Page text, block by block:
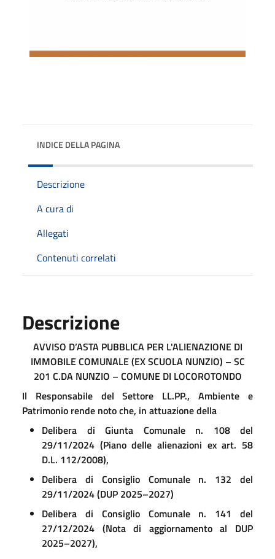
INDICE DELLA PAGINA
Descrizione
A cura di
Allegati
Contenuti correlati
Descrizione
AVVISO D’ASTA PUBBLICA PER L'ALIENAZIONE DI
IMMOBILE COMUNALE (EX SCUOLA NUNZIO) – SC
201 C.DA NUNZIO – COMUNE DI LOCOROTONDO
Il Responsabile del Settore LL.PP., Ambiente e
Patrimonio rende noto che, in attuazione della
Delibera di Giunta Comunale n. 108 del
29/11/2024 (Piano delle alienazioni ex art. 58
D.L. 112/2008),
Delibera di Consiglio Comunale n. 132 del
29/11/2024 (DUP 2025–2027)
Delibera di Consiglio Comunale n. 141 del
27/12/2024 (Nota di aggiornamento al DUP
2025–2027),